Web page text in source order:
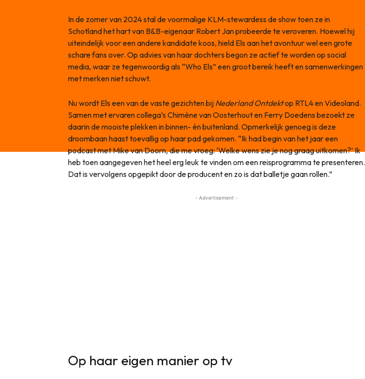
In de zomer van 2024 stal de voormalige KLM-stewardess de show toen ze in
Schotland het hart van B&B-eigenaar Robert Jan probeerde te veroveren. Hoewel hij
uiteindelijk voor een andere kandidate koos, hield Els aan het avontuur wel een grote
schare fans over. Op advies van haar dochters begon ze actief te worden op social
media, waar ze tegenwoordig als “Who Els” een groot bereik heeft en samenwerkingen
met merken niet schuwt.
Nu wordt Els een van de vaste gezichten bij Nederland Ontdektop RTL4 en Videoland.
Samen met ervaren collega’s Chimène van Oosterhout en Ferry Doedens bezoekt ze
daarin de mooiste plekken in binnen- én buitenland. Opmerkelijk genoeg is deze
droombaan haast toevallig op haar pad gekomen. “Ik had begin van het jaar een
podcast met Mike van Doorn, die me vroeg: ‘Welke wens zie je nog graag uitkomen?’ Ik
heb toen aangegeven het heel erg leuk te vinden om een reisprogramma te presenteren.
Dat is vervolgens opgepikt door de producent en zo is dat balletje gaan rollen.”
- Advertisement -
Op haar eigen manier op tv